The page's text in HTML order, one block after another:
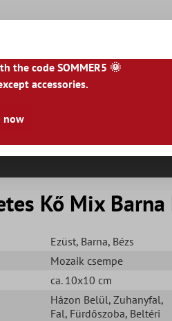
|HU|BG|HR|
Kő Mix Barna
Ezüst, Barna, Bézs
Mozaik csempe
ca. 10x10 cm
Házon Belül, Zuhanyfal,
Fal, Fürdőszoba, Beltéri
the code SOMMER5 🌞
accessories.
now